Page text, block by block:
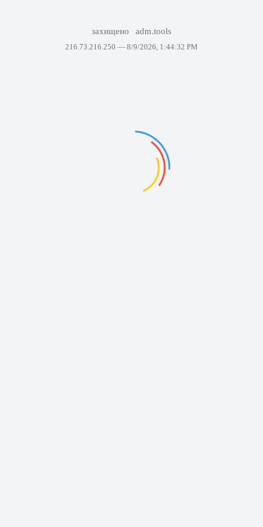
захищено adm.tools
216.73.216.250 — 8/9/2026, 1:44:32 PM